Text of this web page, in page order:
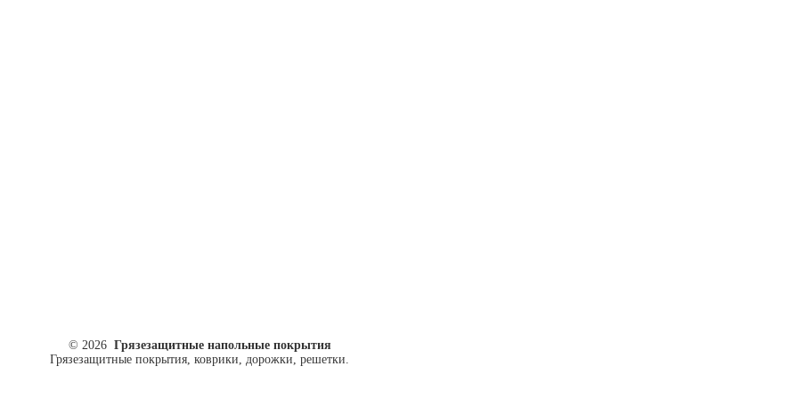
© 2026 Грязезащитные напольные покрытия
Грязезащитные покрытия, коврики, дорожки, решетки.